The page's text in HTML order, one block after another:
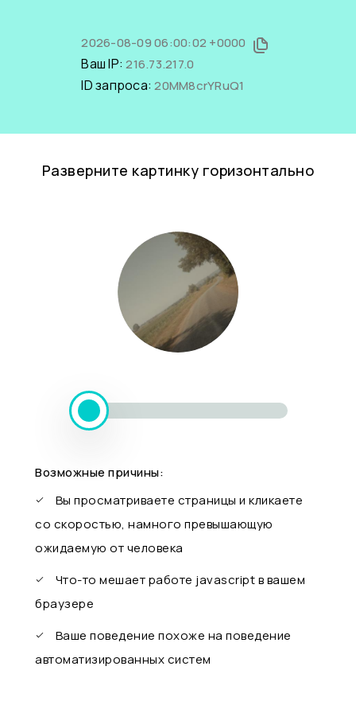
2026-08-09 06:00:02 +0000
Ваш IP:216.73.217.0
ID запроса:20MM8crYRuQ1
Разверните картинку горизонтально
Возможные причины:
Вы просматриваете страницы и кликаете
со скоростью, намного превышающую
ожидаемую от человека
Что-то мешает работе javascript в вашем
браузере
Ваше поведение похоже на поведение
автоматизированных систем